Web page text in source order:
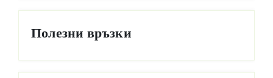
Полезни връзки